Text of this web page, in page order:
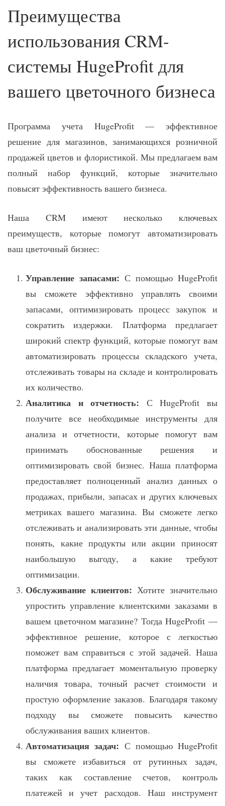
Преимущества
использования CRM-
системы HugeProfit для
вашего цветочного бизнеса
Программа учета HugeProfit — эффективное
решение для магазинов, занимающихся розничной
продажей цветов и флористикой. Мы предлагаем вам
полный набор функций, которые значительно
повысят эффективность вашего бизнеса.
Наша CRM имеют несколько ключевых
преимуществ, которые помогут автоматизировать
ваш цветочный бизнес:
Управление запасами: С помощью HugeProfit
вы сможете эффективно управлять своими
запасами, оптимизировать процесс закупок и
сократить издержки. Платформа предлагает
широкий спектр функций, которые помогут вам
автоматизировать процессы складского учета,
отслеживать товары на складе и контролировать
их количество.
Аналитика и отчетность: С HugeProfit вы
получите все необходимые инструменты для
анализа и отчетности, которые помогут вам
принимать обоснованные решения и
оптимизировать свой бизнес. Наша платформа
предоставляет полноценный анализ данных о
продажах, прибыли, запасах и других ключевых
метриках вашего магазина. Вы сможете легко
отслеживать и анализировать эти данные, чтобы
понять, какие продукты или акции приносят
наибольшую выгоду, а какие требуют
оптимизации.
Обслуживание клиентов: Хотите значительно
упростить управление клиентскими заказами в
вашем цветочном магазине? Тогда HugeProfit —
эффективное решение, которое с легкостью
поможет вам справиться с этой задачей. Наша
платформа предлагает моментальную проверку
наличия товара, точный расчет стоимости и
простую оформление заказов. Благодаря такому
подходу вы сможете повысить качество
обслуживания ваших клиентов.
Автоматизация задач: С помощью HugeProfit
вы сможете избавиться от рутинных задач,
таких как составление счетов, контроль
платежей и учет расходов. Наш инструмент